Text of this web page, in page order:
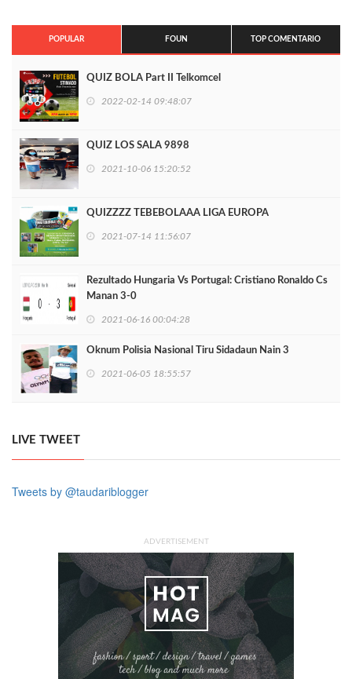
POPULAR FOUN TOP COMENTARIO
QUIZ BOLA Part II Telkomcel
2022-02-14 09:48:07
QUIZ LOS SALA 9898
2021-10-06 15:20:52
QUIZZZZ TEBEBOLAAA LIGA EUROPA
2021-07-14 11:56:07
Rezultado Hungaria Vs Portugal: Cristiano Ronaldo Cs
Manan 3-0
2021-06-16 00:04:28
Oknum Polisia Nasional Tiru Sidadaun Nain 3
2021-06-05 18:55:57
LIVE TWEET
Tweets by @taudariblogger
ADVERTISEMENT